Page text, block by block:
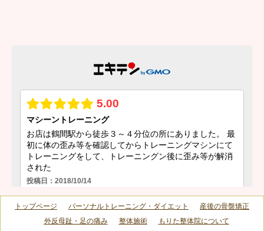
トップページ パーソナルトレーニング・ダイエット
産後の骨盤矯正
外反母趾・足の痛み
整体施術
もりた整体院について